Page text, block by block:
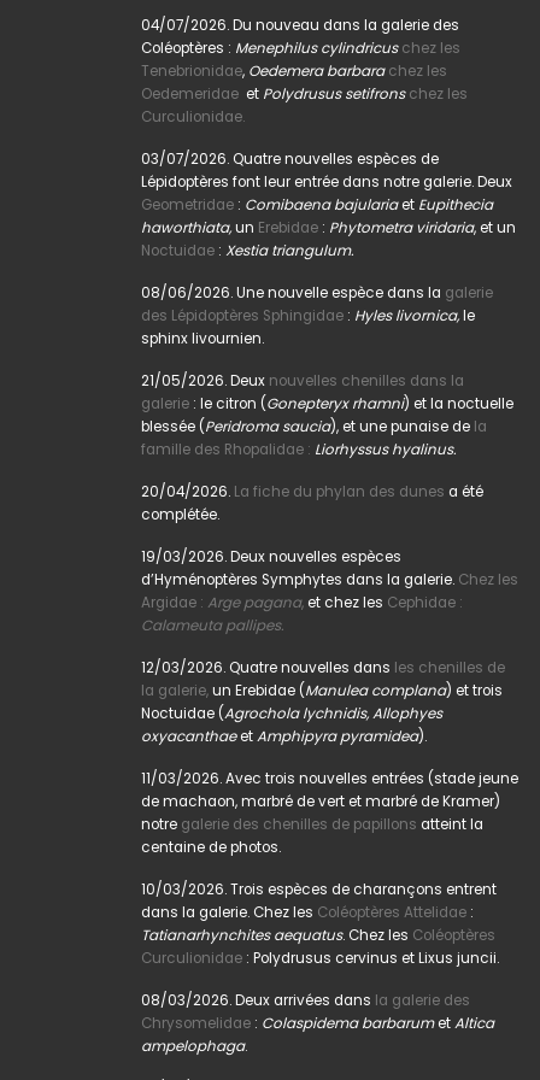
04/07/2026. Du nouveau dans la galerie des
Coléoptères : Menephilus cylindricus chez les
Tenebrionidae, Oedemera barbara chez les
Oedemeridae et Polydrusus setifrons chez les
Curculionidae.
03/07/2026. Quatre nouvelles espèces de
Lépidoptères font leur entrée dans notre galerie. Deux
Geometridae : Comibaena bajulariaet Eupithecia
haworthiata,un Erebidae : Phytometra viridaria, et un
Noctuidae : Xestia triangulum.
08/06/2026. Une nouvelle espèce dans la galerie
des Lépidoptères Sphingidae : Hyles livornica,le
sphinx livournien.
21/05/2026. Deux nouvelles chenilles dans la
galerie : le citron (Gonepteryx rhamni) et la noctuelle
blessée (Peridroma saucia), et une punaise de la
famille des Rhopalidae : Liorhyssus hyalinus.
20/04/2026. La fiche du phylan des dunes a été
complétée.
19/03/2026. Deux nouvelles espèces
d’Hyménoptères Symphytes dans la galerie. Chez les
Argidae : Arge pagana,et chez les Cephidae :
Calameuta pallipes.
12/03/2026. Quatre nouvelles dans les chenilles de
la galerie,un Erebidae (Manulea complana) et trois
Noctuidae (Agrochola lychnidis, Allophyes
oxyacanthaeetAmphipyra pyramidea).
11/03/2026. Avec trois nouvelles entrées (stade jeune
de machaon, marbré de vert et marbré de Kramer)
notre galerie des chenilles de papillons atteint la
centaine de photos.
10/03/2026. Trois espèces de charançons entrent
dans la galerie. Chez les Coléoptères Attelidae :
Tatianarhynchites aequatus. Chez les Coléoptères
Curculionidae : Polydrusus cervinus et Lixus juncii.
08/03/2026. Deux arrivées dans la galerie des
Chrysomelidae : Colaspidema barbarumetAltica
ampelophaga.